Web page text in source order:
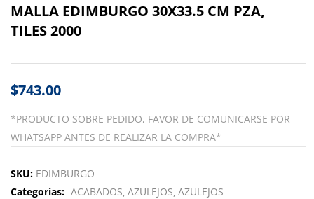
MALLA EDIMBURGO 30X33.5 CM PZA,
TILES 2000
$743.00
*PRODUCTO SOBRE PEDIDO, FAVOR DE COMUNICARSE POR
WHATSAPP ANTES DE REALIZAR LA COMPRA*
SKU: EDIMBURGO
Categorías: ACABADOS AZULEJOS AZULEJOS